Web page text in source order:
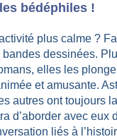
bédéphiles !
plus calme ?
dessinées.
elles les
et amusante.
autres ont toujours
d’aborder avec eux
liés à